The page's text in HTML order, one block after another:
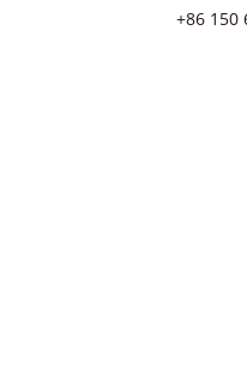
+86 150